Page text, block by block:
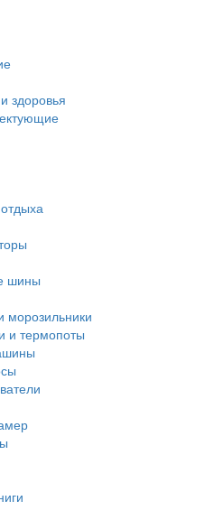
здоровья
шины
морозильники
и термопоты